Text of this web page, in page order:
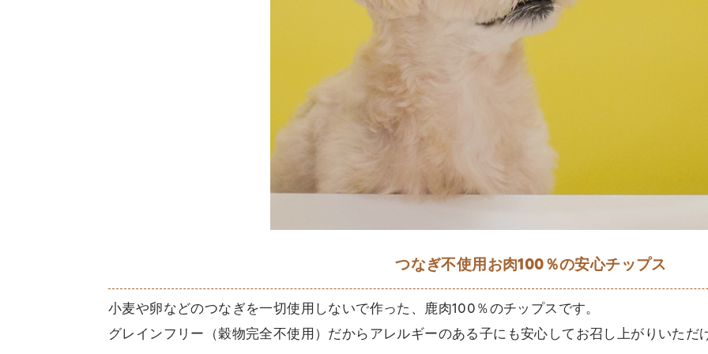
つなぎ不使用お肉100％の安心チップス
小麦や卵などのつなぎを一切使用しないで作った、鹿肉100％のチップスです。
グレインフリー（穀物完全不使用）だからアレルギーのある子にも安心してお召し上がりいただ